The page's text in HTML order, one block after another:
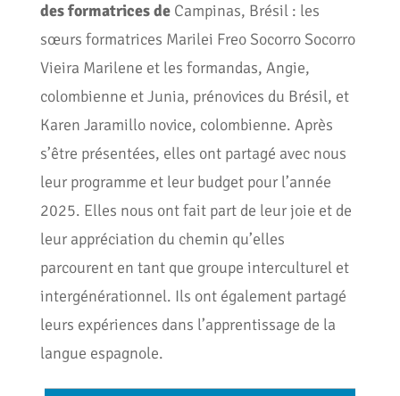
des formatrices deCampinas, Brésil : les
sœurs formatrices Marilei Freo Socorro Socorro
Vieira Marilene et les formandas, Angie,
colombienne et Junia, prénovices du Brésil, et
Karen Jaramillo novice, colombienne. Après
s’être présentées, elles ont partagé avec nous
leur programme et leur budget pour l’année
2025. Elles nous ont fait part de leur joie et de
leur appréciation du chemin qu’elles
parcourent en tant que groupe interculturel et
intergénérationnel. Ils ont également partagé
leurs expériences dans l’apprentissage de la
langue espagnole.